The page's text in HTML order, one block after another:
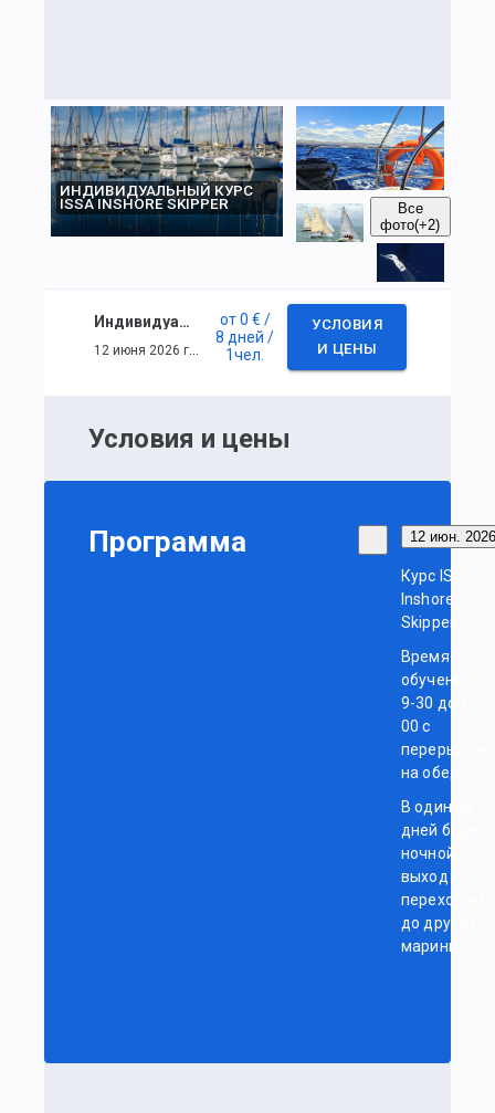
ИНДИВИДУАЛЬНЫЙ КУРС
ISSA INSHORE SKIPPER
Все
фото(+2)
Индивидуальный курс ISSA Inshore Skipper
12 июня 2026 г. — 19 июня 2026 г.
от0 € /
8 дней /
1чел.
УСЛОВИЯ
И ЦЕНЫ
Условия и цены
Программа 12 июн.
Курс ISSA
Inshore
Skipper
Время
обучения с
9-30 до 17-
00 с
перерывом
на обед.
В один из
дней будет
ночной
выход с
переходом
до другой
марины.